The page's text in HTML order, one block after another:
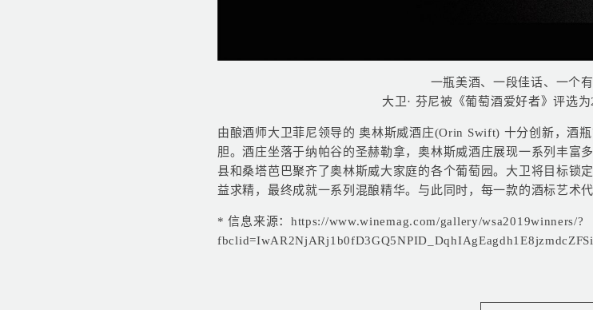
一瓶美酒、一段佳话、一个
大卫· 芬尼被《葡萄酒爱好者》评选
由酿酒师大卫菲尼领导的 奥林斯威酒庄(Orin Swift) 十分创新，酒
胆。酒庄坐落于纳帕谷的圣赫勒拿，奥林斯威酒庄展现一系列丰富
县和桑塔芭巴聚齐了奥林斯威大家庭的各个葡萄园。大卫将目标锁
益求精，最终成就一系列混酿精华。与此同时，每一款的酒标艺术
* 信息来源： https://www.winemag.com/gallery/wsa2019winners/?